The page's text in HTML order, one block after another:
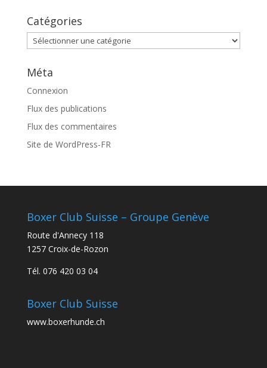
Catégories
Catégories
Méta
Connexion
Flux des publications
Flux des commentaires
Site de WordPress-FR
Boxer Club Suisse – Groupe Genève
Route d'Annecy 118
1257 Croix-de-Rozon
Tél. 076 420 03 04
Boxer Club Suisse
www.boxerhunde.ch